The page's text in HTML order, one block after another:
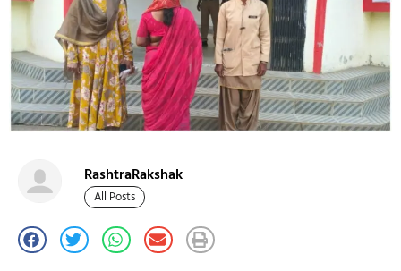
RashtraRakshak
All Posts